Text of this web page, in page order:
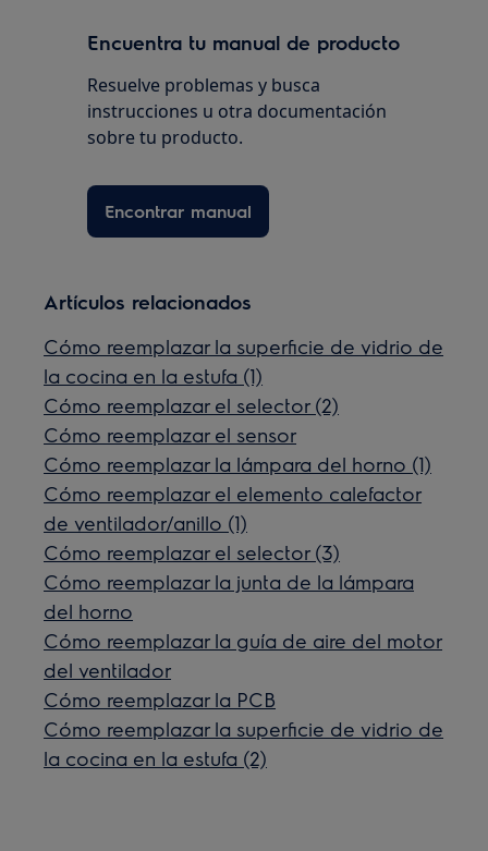
Encuentra tu manual de producto
Resuelve problemas y busca
instrucciones u otra documentación
sobre tu producto.
Encontrar manual
Artículos relacionados
Cómo reemplazar la superficie de vidrio de
la cocina en la estufa (1)
Cómo reemplazar el selector (2)
Cómo reemplazar el sensor
Cómo reemplazar la lámpara del horno (1)
Cómo reemplazar el elemento calefactor
de ventilador/anillo (1)
Cómo reemplazar el selector (3)
Cómo reemplazar la junta de la lámpara
del horno
Cómo reemplazar la guía de aire del motor
del ventilador
Cómo reemplazar la PCB
Cómo reemplazar la superficie de vidrio de
la cocina en la estufa (2)